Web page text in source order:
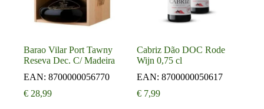
Barao Vilar Port Tawny
Reseva Dec. C/ Madeira
EAN: 8700000056770
€ 28,99
Cabriz Dão DOC Rode
Wijn 0,75 cl
EAN:8700000050617
€ 7,99